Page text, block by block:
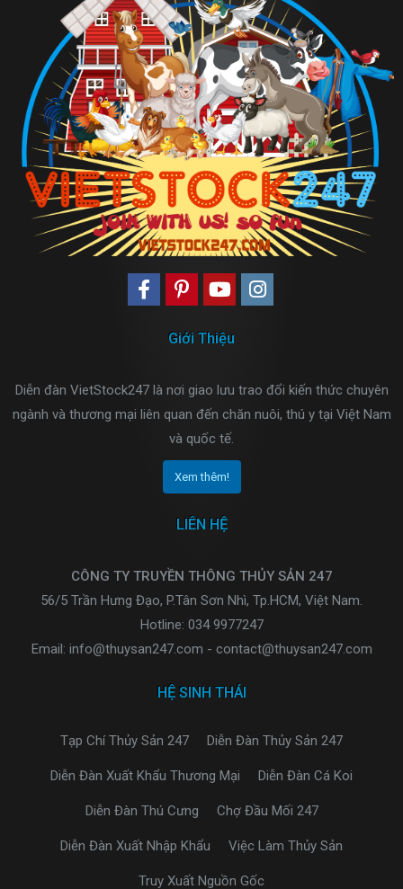
Giới Thiệu
Diễn đàn VietStock247 là nơi giao lưu trao đổi kiến thức chuyên
ngành và thương mại liên quan đến chăn nuôi, thú y tại Việt Nam
và quốc tế.
Xem thêm!
LIÊN HỆ
CÔNG TY TRUYỀN THÔNG THỦY SẢN 247
56/5 Trần Hưng Đạo, P.Tân Sơn Nhì, Tp.HCM, Việt Nam.
Hotline: 034 9977247
Email: info@thuysan247.com - contact@thuysan247.com
HỆ SINH THÁI
Tạp Chí Thủy Sản 247 Diễn Đàn Thủy Sản 247
Diễn Đàn Xuất Khẩu Thương Mại Diễn Đàn Cá Koi
Diễn Đàn Thú Cưng Chợ Đầu Mối 247
Diễn Đàn Xuất Nhập Khẩu Việc Làm Thủy Sản
Truy Xuất Nguồn Gốc